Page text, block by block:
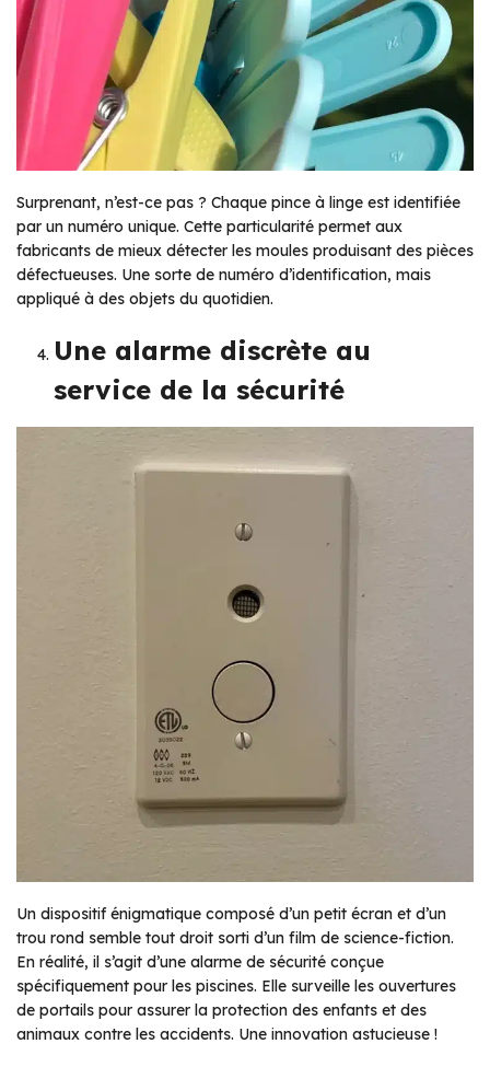
Surprenant, n’est-ce pas ? Chaque pince à linge est identifiée
par un numéro unique. Cette particularité permet aux
fabricants de mieux détecter les moules produisant des pièces
défectueuses. Une sorte de numéro d’identification, mais
appliqué à des objets du quotidien.
Une alarme discrète au
service de la sécurité
Un dispositif énigmatique composé d’un petit écran et d’un
trou rond semble tout droit sorti d’un film de science-fiction.
En réalité, il s’agit d’une alarme de sécurité conçue
spécifiquement pour les piscines. Elle surveille les ouvertures
de portails pour assurer la protection des enfants et des
animaux contre les accidents. Une innovation astucieuse !